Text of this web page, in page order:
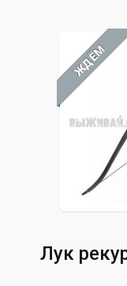
ЖДЁМ
Лук